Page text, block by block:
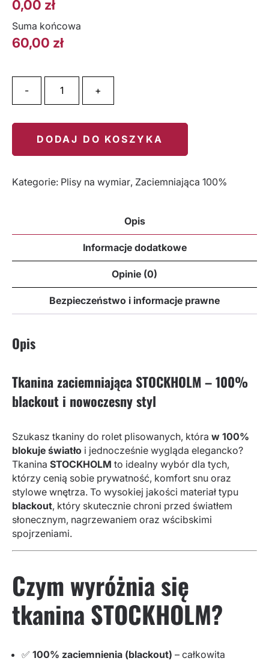
0,00 zł
Suma końcowa
60,00 zł
+
-
DODAJ DO KOSZYKA
Kategorie: Plisy na wymiar, Zaciemniająca 100%
Opis
Informacje dodatkowe
Opinie (0)
Bezpieczeństwo i informacje prawne
Opis
Tkanina zaciemniająca STOCKHOLM – 100%
blackout i nowoczesny styl
Szukasz tkaniny do rolet plisowanych, która w 100%
blokuje światło i jednocześnie wygląda elegancko?
Tkanina STOCKHOLM to idealny wybór dla tych,
którzy cenią sobie prywatność, komfort snu oraz
stylowe wnętrza. To wysokiej jakości materiał typu
blackout, który skutecznie chroni przed światłem
słonecznym, nagrzewaniem oraz wścibskimi
spojrzeniami.
Czym wyróżnia się
tkanina STOCKHOLM?
✅ 100% zaciemnienia (blackout) – całkowita